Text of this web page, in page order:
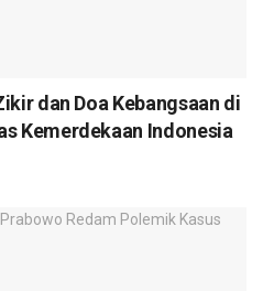
dan Doa Kebangsaan di
Kemerdekaan Indonesia